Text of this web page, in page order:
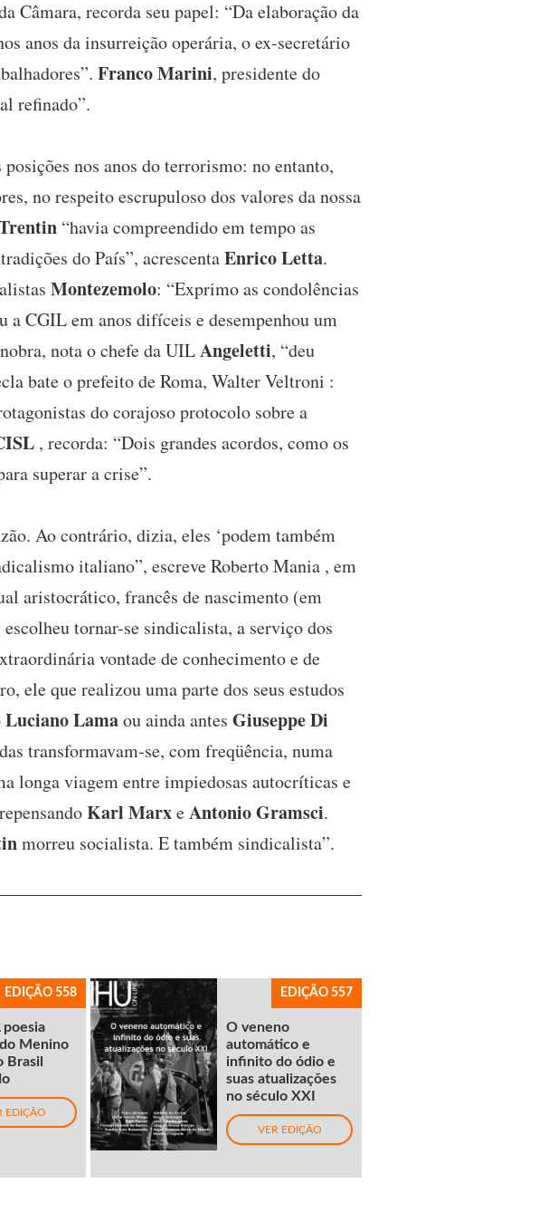
Câmara, recorda seu papel: “Da elaboração da
anos da insurreição operária, o ex-secretário
Franco Marini, presidente do
refinado”.
nos anos do terrorismo: no entanto,
no respeito escrupuloso dos valores da nossa
“havia compreendido em tempo as
do País”, acrescentaEnrico Letta.
Montezemolo: “Exprimo as condolências
CGIL em anos difíceis e desempenhou um
nota o chefe da UILAngeletti, “deu
bate o prefeito de Roma, Walter Veltroni :
do corajoso protocolo sobre a
, recorda: “Dois grandes acordos, como os
superar a crise”.
Ao contrário, dizia, eles ‘podem também
italiano”, escreve Roberto Mania , em
aristocrático, francês de nascimento (em
tornar-se sindicalista, a serviço dos
vontade de conhecimento e de
ele que realizou uma parte dos seus estudos
Luciano Lamaou ainda antes Giuseppe Di
transformavam-se, com freqüência, numa
longa viagem entre impiedosas autocríticas e
Karl MarxeAntonio Gramsci.
morreu socialista. E também sindicalista”.
EDIÇÃO 558
poesia
Menino
Brasil
EDIÇÃO
EDIÇÃO 557
O veneno
automático e
infinito do ódio e
suas atualizações
no século XXI
VER EDIÇÃO